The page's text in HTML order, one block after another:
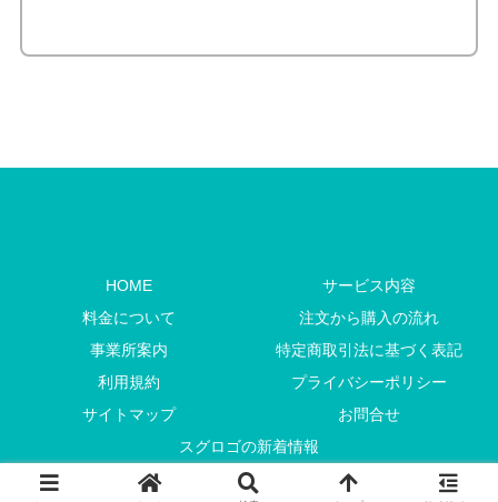
HOME
サービス内容
料金について
注文から購入の流れ
事業所案内
特定商取引法に基づく表記
利用規約
プライバシーポリシー
サイトマップ
お問合せ
スグロゴの新着情報
Copyright © 2009-2026 CHEERS DESIGN All Rights Reserved.